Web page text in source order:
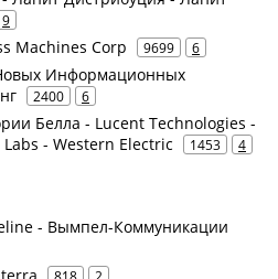
9
Machines Corp 9699 6
Информационных
2400 6
Белла - Lucent Technologies -
- Western Electric
1453 4
- Вымпел-Коммуникации